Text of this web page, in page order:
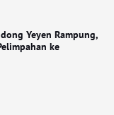
Yeyen Rampung,
ke